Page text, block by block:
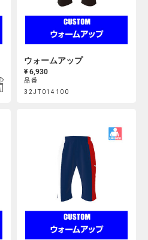
ウォームアップ
¥ 6,930
Product
品番
32JT014100